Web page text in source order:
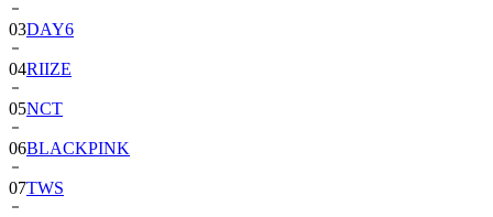
03DAY6
04RIIZE
05NCT
06BLACKPINK
07TWS